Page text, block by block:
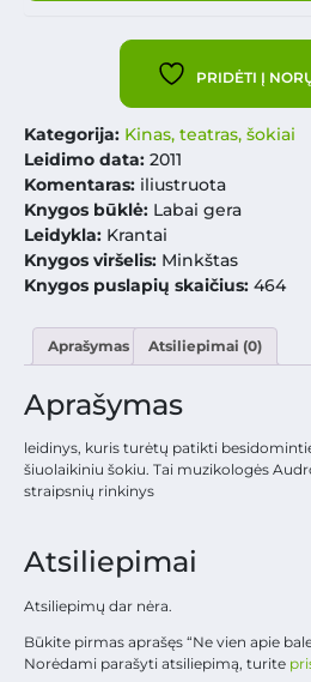
PRIDĖTI Į
Kategorija: Kinas, teatras, šokiai
Leidimo data: 2011
Komentaras: iliustruota
Knygos būklė: Labai gera
Leidykla: Krantai
Knygos viršelis: Minkštas
Knygos puslapių skaičius: 464
Aprašymas Atsiliepimai (0)
Aprašymas
leidinys, kuris turėtų patikti
šiuolaikiniu šokiu. Tai muzikologės
straipsnių rinkinys
Atsiliepimai
Atsiliepimų dar nėra.
Būkite pirmas aprašęs “Ne vien apie
Norėdami parašyti atsiliepimą, turite